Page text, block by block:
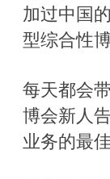
加过中国
型综合性
每天都会
博会新人
业务的最